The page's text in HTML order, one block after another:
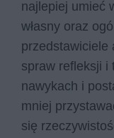
najlepiej umieć
własny oraz
przedstawiciele
spraw refleksji i
nawykach i
mniej
się